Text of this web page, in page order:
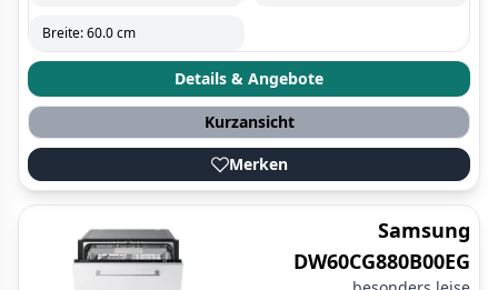
Breite: 60.0 cm
Details & Angebote
Kurzansicht
Merken
Samsung
DW60CG880B00EG